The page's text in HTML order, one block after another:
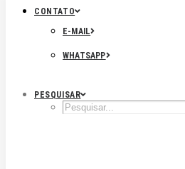
CONTATO
E-MAIL
WHATSAPP
PESQUISAR